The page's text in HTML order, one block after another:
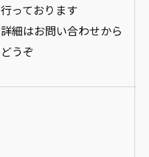
行っております
詳細はお問い合わせから
どうぞ